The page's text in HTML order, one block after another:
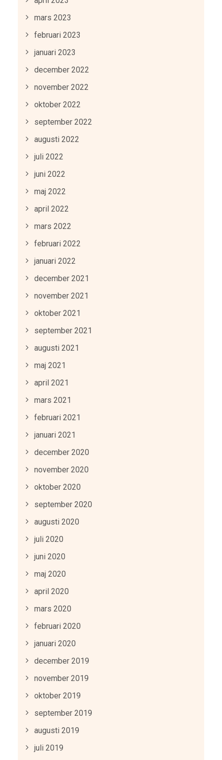
mars 2023
februari 2023
januari 2023
december 2022
november 2022
oktober 2022
september 2022
augusti 2022
juli 2022
juni 2022
maj 2022
april 2022
mars 2022
februari 2022
januari 2022
december 2021
november 2021
oktober 2021
september 2021
augusti 2021
maj 2021
april 2021
mars 2021
februari 2021
januari 2021
december 2020
november 2020
oktober 2020
september 2020
augusti 2020
juli 2020
juni 2020
maj 2020
april 2020
mars 2020
februari 2020
januari 2020
december 2019
november 2019
oktober 2019
september 2019
augusti 2019
juli 2019